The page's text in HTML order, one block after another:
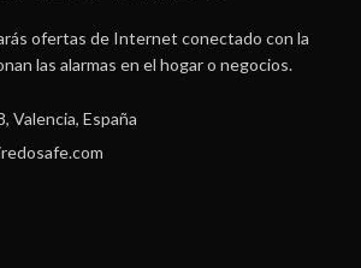
ofertas de Internet conectado con la
las alarmas en el hogar o negocios.
Valencia, España